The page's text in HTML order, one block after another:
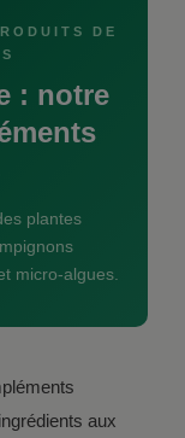
DE
: notre
plantes
micro-algues.
aux